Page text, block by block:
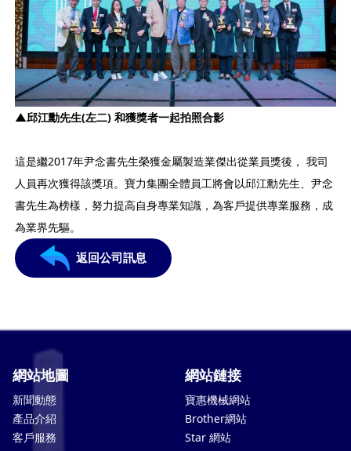
▲邱江勳先生(左二)和獲獎者一起拍照合影
這是繼2017年尹念書先生榮獲金屬製造業傑出從業員獎後， 我司
人員再次獲得該獎項。寶力集團全體員工將會以邱江勳先生、尹念
書先生為榜樣，努力提高自身專業知識，為客戶提供專業服務，成
為業界先驅。
返回公司訊息
網站地圖
新聞動態
產品介紹
客戶服務
網站鏈接
寶惠機械網站
Brother網站
Star 網站